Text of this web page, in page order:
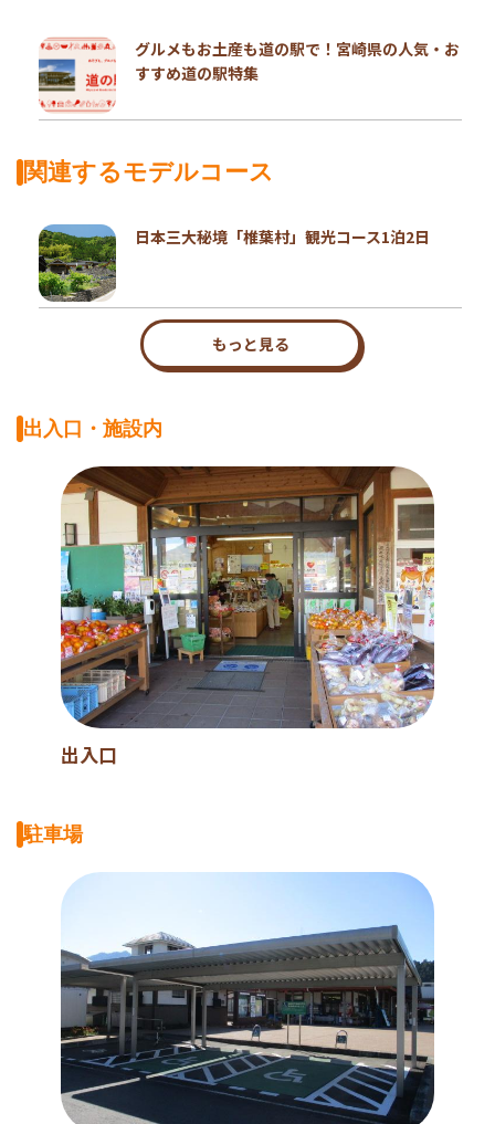
グルメもお土産も道の駅で！宮崎県の人気・お
すすめ道の駅特集
関連するモデルコース
日本三大秘境「椎葉村」観光コース1泊2日
もっと見る
出入口・施設内
出入口
駐車場